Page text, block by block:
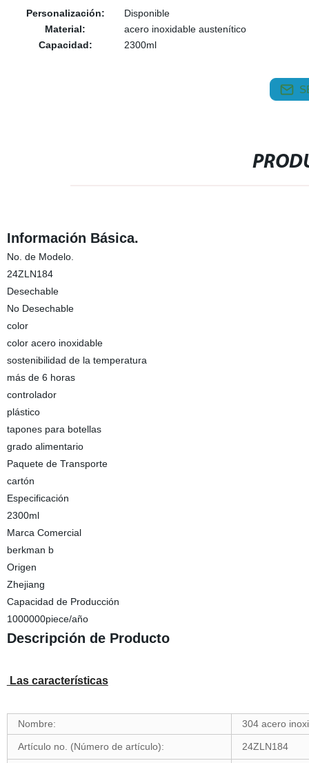
Personalización:
Disponible
Material:
acero inoxidable austenítico
Capacidad:
2300ml
Información Básica.
No. de Modelo.
24ZLN184
Desechable
No Desechable
color
color acero inoxidable
sostenibilidad de la temperatura
más de 6 horas
controlador
plástico
tapones para botellas
grado alimentario
Paquete de Transporte
cartón
Especificación
2300ml
Marca Comercial
berkman b
Origen
Zhejiang
Capacidad de Producción
1000000piece/año
Descripción de Producto
Las características
Nombre: 304 acero
Artículo no. (Número de artículo): 24ZLN184